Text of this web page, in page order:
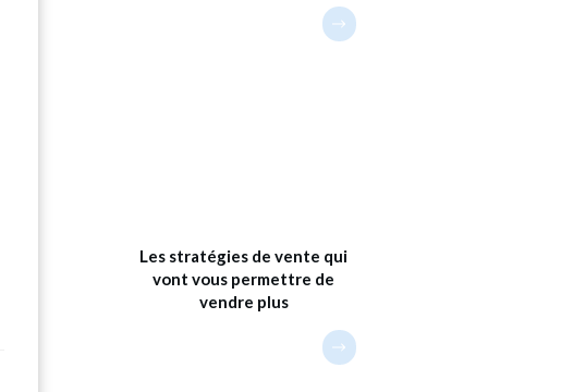
Les stratégies de vente qui
vont vous permettre de
vendre plus